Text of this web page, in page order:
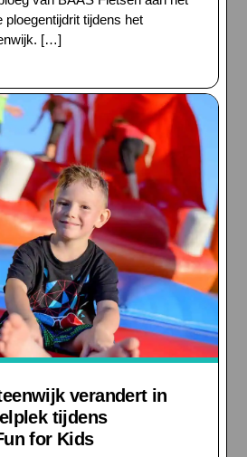
ploegentijdrit tijdens het
[…]
verandert in
tijdens
for Kids